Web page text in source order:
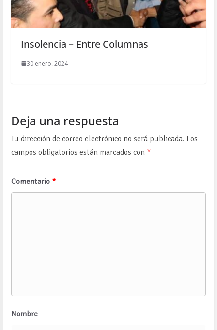
Insolencia – Entre Columnas
30 enero, 2024
Deja una respuesta
Tu dirección de correo electrónico no será publicada. Los
campos obligatorios están marcados con *
Comentario *
Nombre